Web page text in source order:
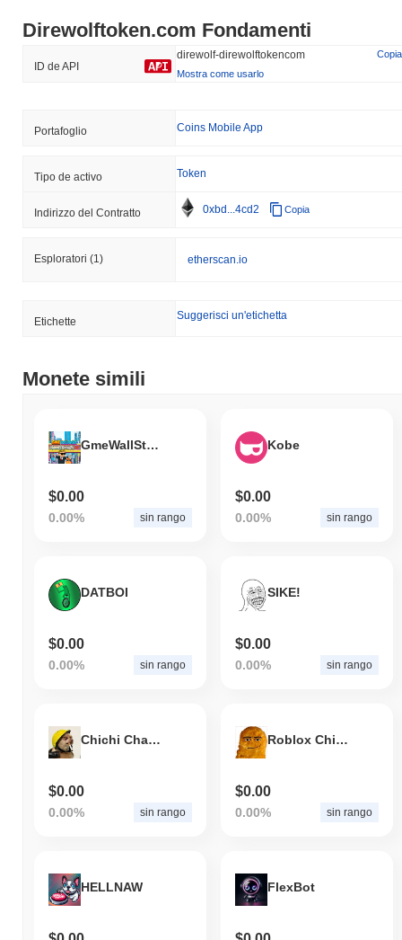
Direwolftoken.com Fondamenti
ID de API
direwolf-direwolftokencom
Copia
Mostra come usarlo
Portafoglio Coins Mobile App
Tipo de activo Token
Indirizzo del Contratto 0xbd...4cd2 Copia
Esploratori (1) etherscan.io
Etichette Suggerisci un'etichetta
Monete simili
GmeWallStreetBetDumbMoneyRoaringKitty99
$0.00
0.00% sin rango
Kobe
$0.00
0.00% sin rango
DATBOI
$0.00
0.00% sin rango
SIKE!
$0.00
0.00% sin rango
Chichi Charlie
$0.00
0.00% sin rango
Roblox Chicken Nugget
$0.00
0.00% sin rango
HELLNAW FlexBot